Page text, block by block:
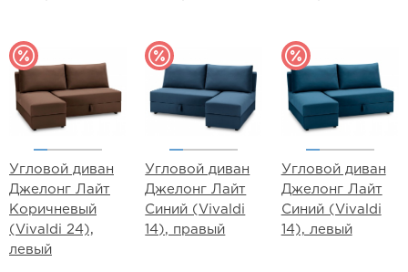
Угловой диван
Джелонг Лайт
Коричневый
(Vivaldi 24),
левый
Угловой диван
Джелонг Лайт
Синий (Vivaldi
14), правый
Угловой диван
Джелонг Лайт
Синий (Vivaldi
14), левый